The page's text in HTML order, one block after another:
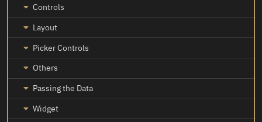
Controls
Layout
Picker Controls
Others
Passing the Data
Widget